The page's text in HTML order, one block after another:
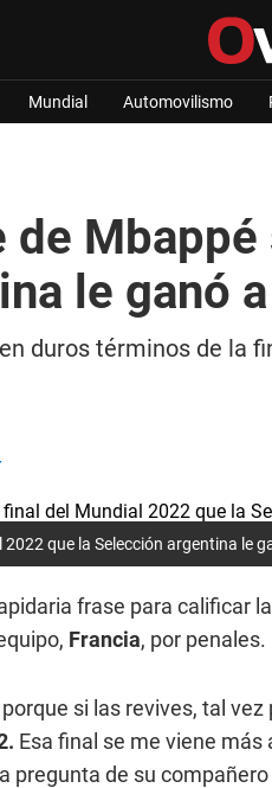
Mundial Automovilismo
de
le ganó
duros términos de la
que la Selección argentina le
frase para calificar
Francia, por penales.
si las revives, tal
Esa final se me viene más
pregunta de su